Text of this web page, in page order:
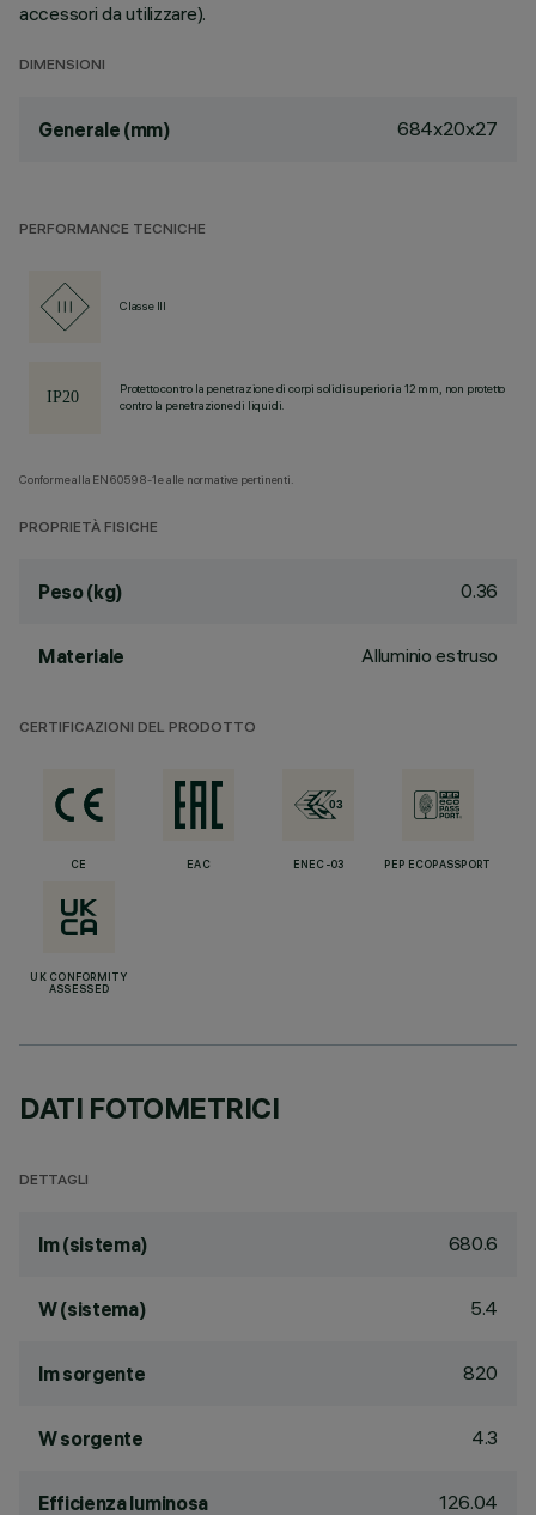
accessori da utilizzare).
DIMENSIONI
Generale (mm) 684x20x27
PERFORMANCE TECNICHE
Classe III
Protetto contro la penetrazione di corpi solidi superiori a 12 mm, non protetto
contro la penetrazione di liquidi.
Conforme alla EN60598-1 e alle normative pertinenti.
PROPRIETÀ FISICHE
Peso (kg) 0.36
Materiale Alluminio estruso
CERTIFICAZIONI DEL PRODOTTO
CE EAC ENEC-03 PEP ECOPASSPORT
UK CONFORMITY
ASSESSED
DATI FOTOMETRICI
DETTAGLI
lm (sistema) 680.6
W (sistema) 5.4
lm sorgente 820
W sorgente 4.3
Efficienza luminosa 126.04